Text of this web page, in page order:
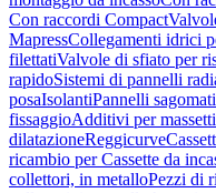
Con raccordi Compact
MapressCollegamenti idrici
filettatiValvole di sfiato per
rapidoSistemi di pannelli
posaIsolantiPannelli sagomati
fissaggioAdditivi per massetti
dilatazioneReggicurve
ricambio per Cassette da
collettori, in metalloPezzi di